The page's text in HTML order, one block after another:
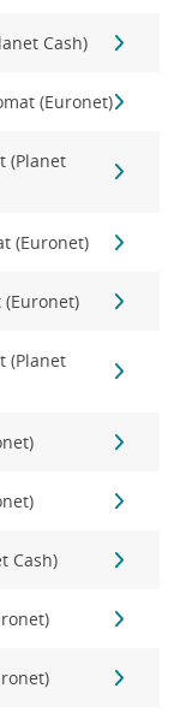
Cash)
(Euronet)
(Planet
(Euronet)
(Euronet)
(Planet
Cash)